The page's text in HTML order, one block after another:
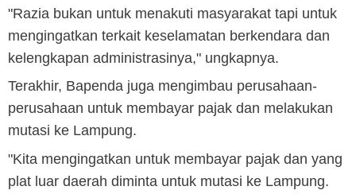
"Razia bukan untuk menakuti masyarakat tapi untuk
mengingatkan terkait keselamatan berkendara dan
kelengkapan administrasinya," ungkapnya.
Terakhir, Bapenda juga mengimbau perusahaan-
perusahaan untuk membayar pajak dan melakukan
mutasi ke Lampung.
"Kita mengingatkan untuk membayar pajak dan yang
plat luar daerah diminta untuk mutasi ke Lampung.